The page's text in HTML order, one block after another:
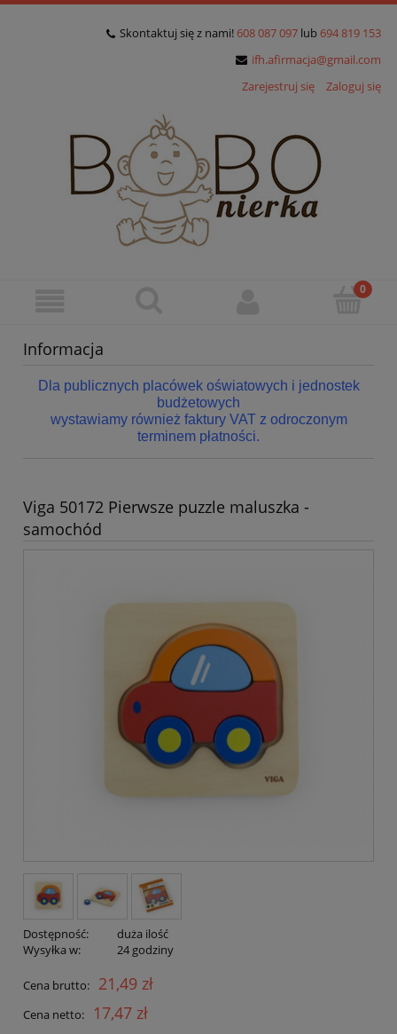
Skontaktuj się z nami! 608 087 097 lub 694 819 153
ifh.afirmacja@gmail.com
Zarejestruj się
Zaloguj się
Informacja
Dla publicznych placówek oświatowych i jednostek
budżetowych
wystawiamy również faktury VAT z odroczonym
terminem płatności.
Viga 50172 Pierwsze puzzle maluszka -
samochód
Dostępność:
duża ilość
Wysyłka w:
24 godziny
Cena brutto: 21,49 zł
Cena netto: 17,47 zł